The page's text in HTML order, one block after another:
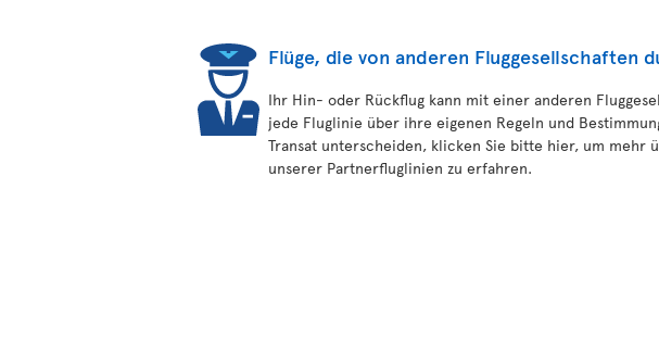
Flüge, die von anderen Fluggesellschaften
Ihr Hin- oder Rückflug kann mit einer anderen
jede Fluglinie über ihre eigenen Regeln und
Transat unterscheiden, klicken Sie bitte hier, um mehr
unserer Partnerfluglinien zu erfahren.